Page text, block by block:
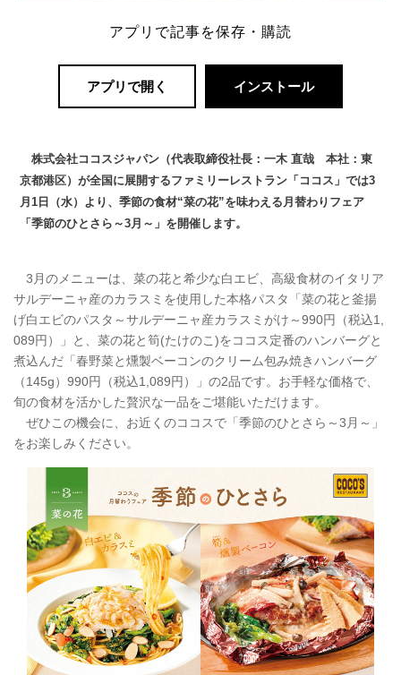
アプリで記事を保存・購読
アプリで開く インストール
株式会社ココスジャパン（代表取締役社長：一木 直哉 本社：東
京都港区）が全国に展開するファミリーレストラン「ココス」では3
月1日（水）より、季節の食材“菜の花”を味わえる月替わりフェア
「季節のひとさら～3月～」を開催します。
3月のメニューは、菜の花と希少な白エビ、高級食材のイタリア
サルデーニャ産のカラスミを使用した本格パスタ「菜の花と釜揚
げ白エビのパスタ～サルデーニャ産カラスミがけ～990円（税込1,
089円）」と、菜の花と筍(たけのこ)をココス定番のハンバーグと
煮込んだ「春野菜と燻製ベーコンのクリーム包み焼きハンバーグ
（145g）990円（税込1,089円）」の2品です。お手軽な価格で、
旬の食材を活かした贅沢な一品をご堪能いただけます。
ぜひこの機会に、お近くのココスで「季節のひとさら～3月～」
をお楽しみください。